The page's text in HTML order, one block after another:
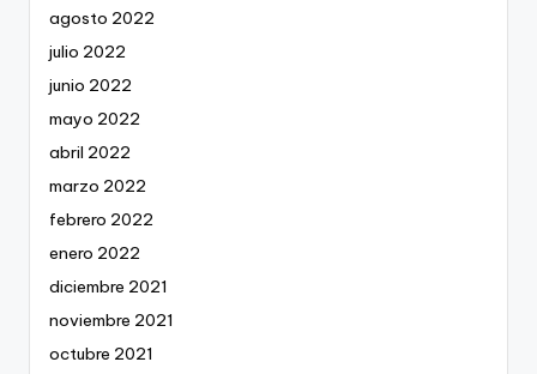
agosto 2022
julio 2022
junio 2022
mayo 2022
abril 2022
marzo 2022
febrero 2022
enero 2022
diciembre 2021
noviembre 2021
octubre 2021